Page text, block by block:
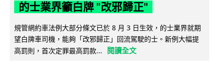
的士業界籲白牌 "改邪歸正"
規管網約車法例大部分條文已於 8 月 3 日生效，的士業界就期
望白牌車司機，能夠「改邪歸正」回流駕駛的士。新例大幅提
高罰則，首次定罪最高罰款...
閱讀全文